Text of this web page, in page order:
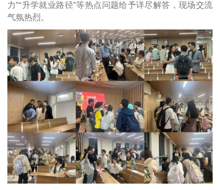
力”“升学就业路径”等热点问题给予详尽解答，现场交流
气氛热烈。